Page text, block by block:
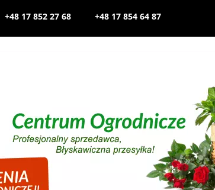
+48 17 852 27 68 +48 17 854 64 87